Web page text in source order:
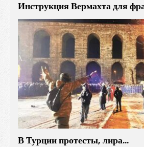
Инструкция Вермахта для
В Турции протесты, лира…